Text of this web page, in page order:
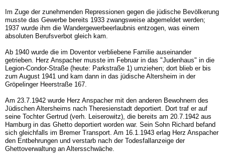
Im Zuge der zunehmenden Repressionen gegen die jüdische Bevölkerung
musste das Gewerbe bereits 1933 zwangsweise abgemeldet werden;
1937 wurde ihm die Wandergewerbeerlaubnis entzogen, was einem
absoluten Berufsverbot gleich kam.
Ab 1940 wurde die im Doventor verbliebene Familie auseinander
getrieben. Herz Anspacher musste im Februar in das "Judenhaus" in die
Legion-Condor-Straße (heute: Parkstraße 1) umziehen; dort blieb er bis
zum August 1941 und kam dann in das jüdische Altersheim in der
Gröpelinger Heerstraße 167.
Am 23.7.1942 wurde Herz Anspacher mit den anderen Bewohnern des
Jüdischen Altersheims nach Theresienstadt deportiert. Dort traf er auf
seine Tochter Gertrud (verh. Leiserowitz), die bereits am 20.7.1942 aus
Hamburg in das Ghetto deportiert worden war. Sein Sohn Richard befand
sich gleichfalls im Bremer Transport. Am 16.1.1943 erlag Herz Anspacher
den Entbehrungen und verstarb nach der Todesfallanzeige der
Ghettoverwaltung an Altersschwäche.